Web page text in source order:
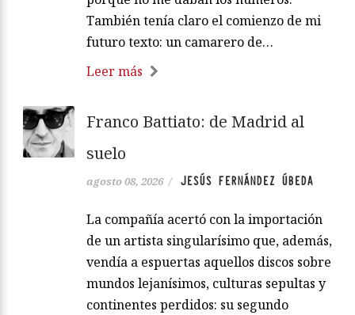
También tenía claro el comienzo de mi
futuro texto: un camarero de…
Leer más
Franco Battiato: de Madrid al
suelo
agosto 08, 2026 / JESÚS FERNÁNDEZ ÚBEDA
La compañía acertó con la importación
de un artista singularísimo que, además,
vendía a espuertas aquellos discos sobre
mundos lejanísimos, culturas sepultas y
continentes perdidos: su segundo